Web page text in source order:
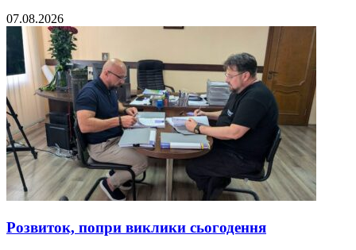
07.08.2026
Розвиток, попри виклики сьогодення